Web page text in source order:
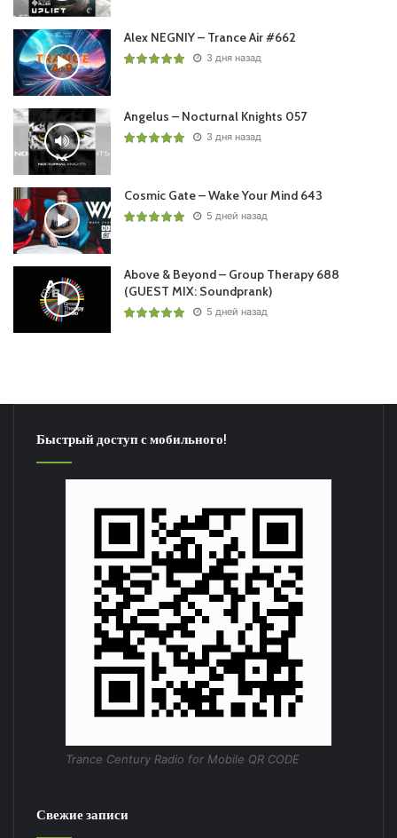
Alex NEGNIY – Trance Air #662
3 дня назад
Angelus – Nocturnal Knights 057
3 дня назад
Cosmic Gate – Wake Your Mind 643
5 дней назад
Above & Beyond – Group Therapy 688
(GUEST MIX: Soundprank)
5 дней назад
Быстрый доступ с мобильного!
Trance Century Radio for Mobile QR CODE
Свежие записи